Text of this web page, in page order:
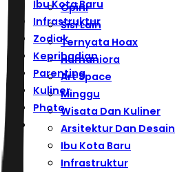
Ibu Kota Baru
Infrastruktur
Zodiak
Kepribadian
Parenting
Kuliner
Photo
Opini
Sisi Lain
Ternyata Hoax
Humaniora
Art Space
Minggu
Wisata Dan Kuliner
Arsitektur Dan Desain
Ibu Kota Baru
Infrastruktur